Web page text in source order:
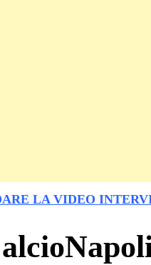
LA VIDEO